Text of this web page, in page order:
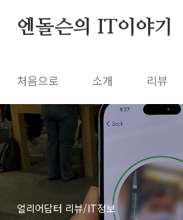
엔돌슨의 IT이야기
처음으로 소개 리뷰
얼리어답터 리뷰/IT정보